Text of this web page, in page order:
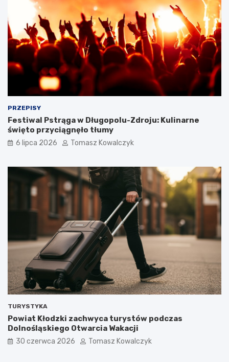
PRZEPISY
Festiwal Pstrąga w Długopolu-Zdroju: Kulinarne
święto przyciągnęło tłumy
6 lipca 2026 Tomasz Kowalczyk
TURYSTYKA
Powiat Kłodzki zachwyca turystów podczas
Dolnośląskiego Otwarcia Wakacji
30 czerwca 2026 Tomasz Kowalczyk